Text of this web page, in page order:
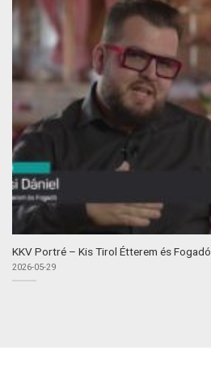
KKV Portré – Kis Tirol Étterem és Fogadó
2026-05-29